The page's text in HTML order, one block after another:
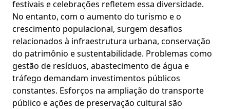
festivais e celebrações refletem essa diversidade.
No entanto, com o aumento do turismo e o
crescimento populacional, surgem desafios
relacionados à infraestrutura urbana, conservação
do patrimônio e sustentabilidade. Problemas como
gestão de resíduos, abastecimento de água e
tráfego demandam investimentos públicos
constantes. Esforços na ampliação do transporte
público e ações de preservação cultural são